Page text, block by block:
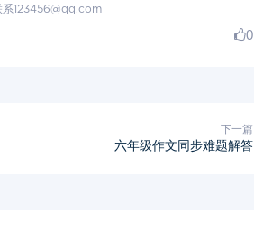
系123456@qq.com
0
下一篇
六年级作文同步难题解答